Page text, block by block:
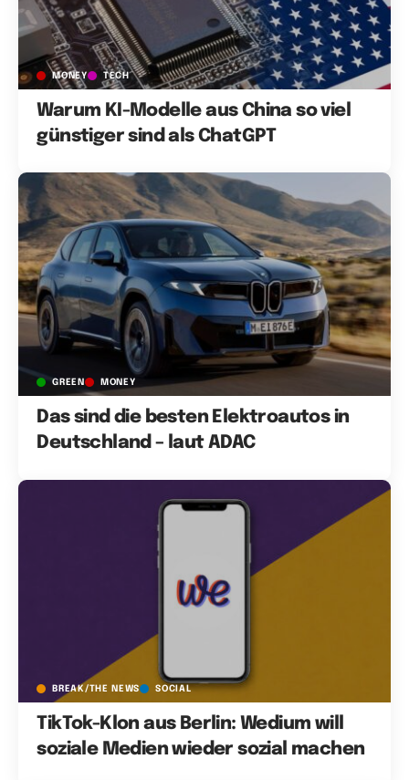
MONEY TECH
Warum KI-Modelle aus China so viel
günstiger sind als ChatGPT
GREEN MONEY
Das sind die besten Elektroautos in
Deutschland – laut ADAC
BREAK/THE NEWS SOCIAL
TikTok-Klon aus Berlin: Wedium will
soziale Medien wieder sozial machen